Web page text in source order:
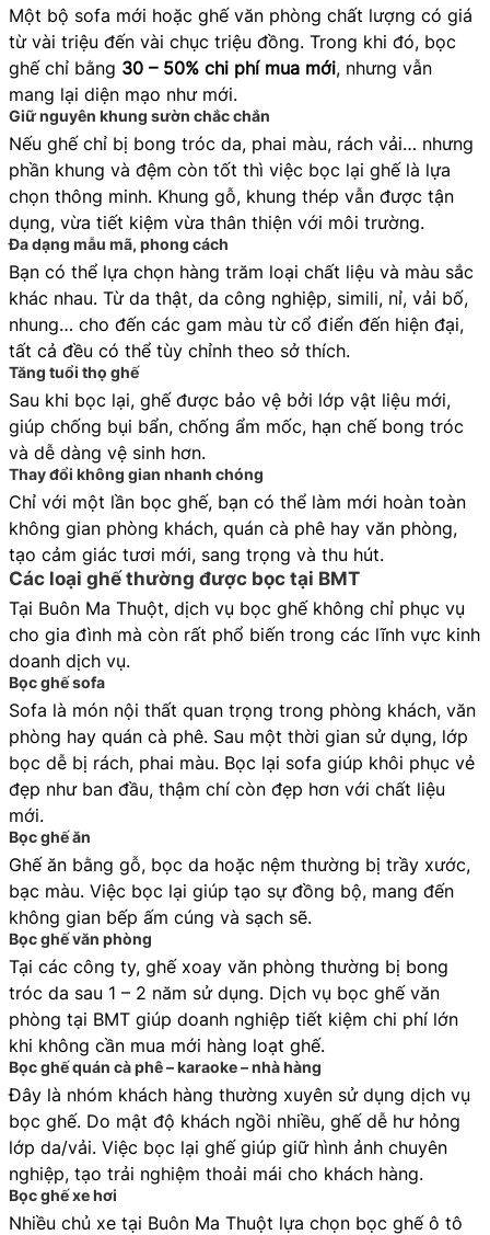
Một bộ sofa mới hoặc ghế văn phòng chất lượng có giá
từ vài triệu đến vài chục triệu đồng. Trong khi đó, bọc
ghế chỉ bằng 30 – 50% chi phí mua mới, nhưng vẫn
mang lại diện mạo như mới.
Giữ nguyên khung sườn chắc chắn
Nếu ghế chỉ bị bong tróc da, phai màu, rách vải… nhưng
phần khung và đệm còn tốt thì việc bọc lại ghế là lựa
chọn thông minh. Khung gỗ, khung thép vẫn được tận
dụng, vừa tiết kiệm vừa thân thiện với môi trường.
Đa dạng mẫu mã, phong cách
Bạn có thể lựa chọn hàng trăm loại chất liệu và màu sắc
khác nhau. Từ da thật, da công nghiệp, simili, nỉ, vải bố,
nhung… cho đến các gam màu từ cổ điển đến hiện đại,
tất cả đều có thể tùy chỉnh theo sở thích.
Tăng tuổi thọ ghế
Sau khi bọc lại, ghế được bảo vệ bởi lớp vật liệu mới,
giúp chống bụi bẩn, chống ẩm mốc, hạn chế bong tróc
và dễ dàng vệ sinh hơn.
Thay đổi không gian nhanh chóng
Chỉ với một lần bọc ghế, bạn có thể làm mới hoàn toàn
không gian phòng khách, quán cà phê hay văn phòng,
tạo cảm giác tươi mới, sang trọng và thu hút.
Các loại ghế thường được bọc tại BMT
Tại Buôn Ma Thuột, dịch vụ bọc ghế không chỉ phục vụ
cho gia đình mà còn rất phổ biến trong các lĩnh vực kinh
doanh dịch vụ.
Bọc ghế sofa
Sofa là món nội thất quan trọng trong phòng khách, văn
phòng hay quán cà phê. Sau một thời gian sử dụng, lớp
bọc dễ bị rách, phai màu. Bọc lại sofa giúp khôi phục vẻ
đẹp như ban đầu, thậm chí còn đẹp hơn với chất liệu
mới.
Bọc ghế ăn
Ghế ăn bằng gỗ, bọc da hoặc nệm thường bị trầy xước,
bạc màu. Việc bọc lại giúp tạo sự đồng bộ, mang đến
không gian bếp ấm cúng và sạch sẽ.
Bọc ghế văn phòng
Tại các công ty, ghế xoay văn phòng thường bị bong
tróc da sau 1 – 2 năm sử dụng. Dịch vụ bọc ghế văn
phòng tại BMT giúp doanh nghiệp tiết kiệm chi phí lớn
khi không cần mua mới hàng loạt ghế.
Bọc ghế quán cà phê – karaoke – nhà hàng
Đây là nhóm khách hàng thường xuyên sử dụng dịch vụ
bọc ghế. Do mật độ khách ngồi nhiều, ghế dễ hư hỏng
lớp da/vải. Việc bọc lại ghế giúp giữ hình ảnh chuyên
nghiệp, tạo trải nghiệm thoải mái cho khách hàng.
Bọc ghế xe hơi
Nhiều chủ xe tại Buôn Ma Thuột lựa chọn bọc ghế ô tô